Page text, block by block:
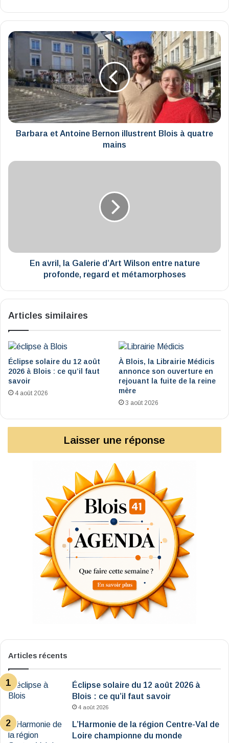
Barbara
et
Antoine
Bernon
illustrent
Blois
à
quatre
mains
Barbara et Antoine Bernon illustrent Blois à quatre
mains
En
profonde,
regardEn avril, la Galerie d’Art Wilson entre nature
profonde, regard et métamorphoses
Articles similaires
Éclipse solaire du 12 août
2026 à Blois : ce qu’il faut
savoir
4 août 2026
À Blois, la Librairie Médicis
annonce son ouverture en
rejouant la fuite de la reine
mère
3 août 2026
Laisser une réponse
Articles récents
Éclipse solaire du 12 août 2026 à
Blois : ce qu’il faut savoir
4 août 2026
L’Harmonie de la région Centre-Val de
Loire championne du monde